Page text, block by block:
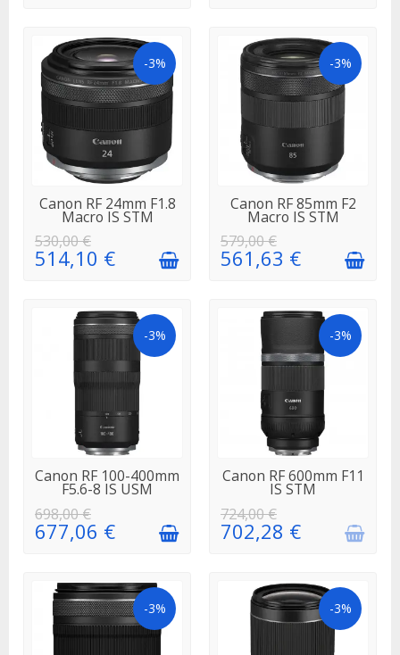
-3%
EN STOCK
Canon RF 24mm F1.8
Macro IS STM
530,00 €
514,10 €
-3%
EN STOCK
Canon RF 85mm F2
Macro IS STM
579,00 €
561,63 €
-3%
EN STOCK
Canon RF 100-400mm
F5.6-8 IS USM
698,00 €
677,06 €
-3%
EN
RÉAPPROVISIONNEMENT
Canon RF 600mm F11
IS STM
724,00 €
702,28 €
-3% -3%